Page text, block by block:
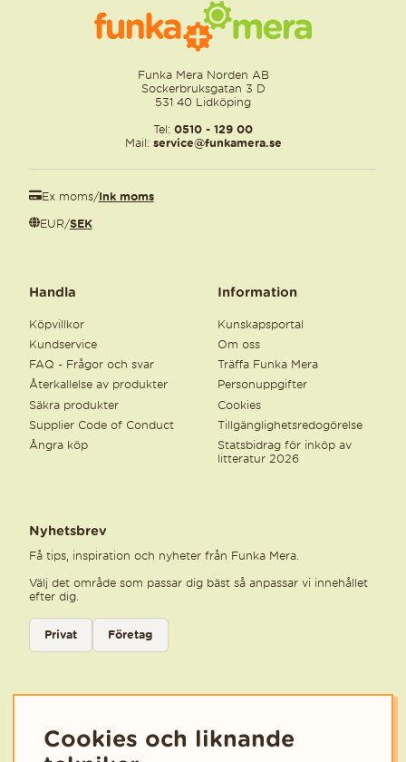
Funka Mera Norden AB
Sockerbruksgatan 3 D
531 40 Lidköping
Tel: 0510 - 129 00
Mail: service@funkamera.se
Ex moms/Ink moms
EUR/SEK
Handla
Köpvillkor
Kundservice
FAQ - Frågor och svar
Återkallelse av produkter
Säkra produkter
Supplier Code of Conduct
Ångra köp
Information
Kunskapsportal
Om oss
Träffa Funka Mera
Personuppgifter
Cookies
Tillgänglighetsredogörelse
Statsbidrag för inköp av
litteratur 2026
Nyhetsbrev
Få tips, inspiration och nyheter från Funka Mera.
Välj det område som passar dig bäst så anpassar vi innehållet
efter dig.
Välj kategori för nyhetsbrev
Privat
Företag
Cookies och liknande